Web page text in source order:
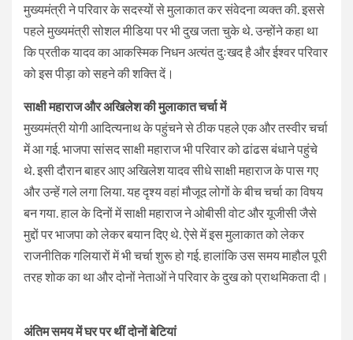
मुख्यमंत्री ने परिवार के सदस्यों से मुलाकात कर संवेदना व्यक्त की. इससे
पहले मुख्यमंत्री सोशल मीडिया पर भी दुख जता चुके थे. उन्होंने कहा था
कि प्रतीक यादव का आकस्मिक निधन अत्यंत दुःखद है और ईश्वर परिवार
को इस पीड़ा को सहने की शक्ति दें।
साक्षी महाराज और अखिलेश की मुलाकात चर्चा में
मुख्यमंत्री योगी आदित्यनाथ के पहुंचने से ठीक पहले एक और तस्वीर चर्चा
में आ गई. भाजपा सांसद साक्षी महाराज भी परिवार को ढांढस बंधाने पहुंचे
थे. इसी दौरान बाहर आए अखिलेश यादव सीधे साक्षी महाराज के पास गए
और उन्हें गले लगा लिया. यह दृश्य वहां मौजूद लोगों के बीच चर्चा का विषय
बन गया. हाल के दिनों में साक्षी महाराज ने ओबीसी वोट और यूजीसी जैसे
मुद्दों पर भाजपा को लेकर बयान दिए थे. ऐसे में इस मुलाकात को लेकर
राजनीतिक गलियारों में भी चर्चा शुरू हो गई. हालांकि उस समय माहौल पूरी
तरह शोक का था और दोनों नेताओं ने परिवार के दुख को प्राथमिकता दी।
अंतिम समय में घर पर थीं दोनों बेटियां